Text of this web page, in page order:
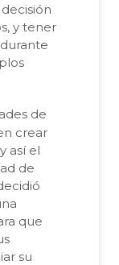
y tener
de
crear
así el
de
que
su